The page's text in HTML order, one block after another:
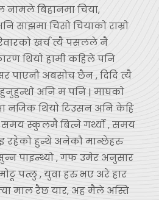
बिहानमा चिया,
साझमा चिसो चियाको राम्रो
खर्च त्यै पसलले नै
थियो हामी कहिले पनि
पाएनौ अबसोच छैन , दिदि त्यै
अनि म पनि | माघको
नजिक थियो टिउसन अनि केहि
स्कुलमै बित्ने गर्थ्यो , समय
रहेको हुन्थे अनेकौ मान्छेहरु
पाइन्थ्यो , गफ उमेर अनुसार
पत्लु , युवा हरु भए अरे हार
माल रैछ यार, अह मैले अस्ति